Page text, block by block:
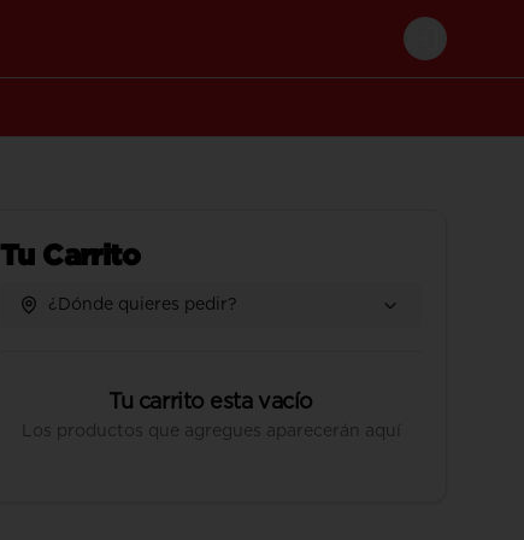
Login
Tu Carrito
¿Dónde quieres pedir?
Tu carrito esta vacío
Los productos que agregues aparecerán aquí